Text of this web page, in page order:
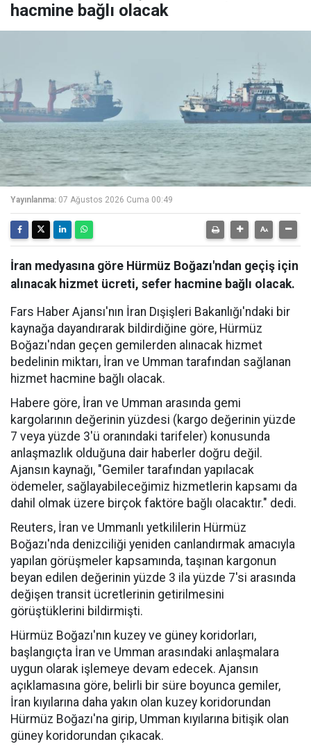
hacmine bağlı olacak
Yayınlanma: 07 Ağustos 2026 Cuma 00:49
İran medyasına göre Hürmüz Boğazı'ndan geçiş için
alınacak hizmet ücreti, sefer hacmine bağlı olacak.
Fars Haber Ajansı'nın İran Dışişleri Bakanlığı'ndaki bir
kaynağa dayandırarak bildirdiğine göre, Hürmüz
Boğazı'ndan geçen gemilerden alınacak hizmet
bedelinin miktarı, İran ve Umman tarafından sağlanan
hizmet hacmine bağlı olacak.
Habere göre, İran ve Umman arasında gemi
kargolarının değerinin yüzdesi (kargo değerinin yüzde
7 veya yüzde 3'ü oranındaki tarifeler) konusunda
anlaşmazlık olduğuna dair haberler doğru değil.
Ajansın kaynağı, "Gemiler tarafından yapılacak
ödemeler, sağlayabileceğimiz hizmetlerin kapsamı da
dahil olmak üzere birçok faktöre bağlı olacaktır." dedi.
Reuters, İran ve Ummanlı yetkililerin Hürmüz
Boğazı'nda denizciliği yeniden canlandırmak amacıyla
yapılan görüşmeler kapsamında, taşınan kargonun
beyan edilen değerinin yüzde 3 ila yüzde 7'si arasında
değişen transit ücretlerinin getirilmesini
görüştüklerini bildirmişti.
Hürmüz Boğazı'nın kuzey ve güney koridorları,
başlangıçta İran ve Umman arasındaki anlaşmalara
uygun olarak işlemeye devam edecek. Ajansın
açıklamasına göre, belirli bir süre boyunca gemiler,
İran kıyılarına daha yakın olan kuzey koridorundan
Hürmüz Boğazı'na girip, Umman kıyılarına bitişik olan
güney koridorundan çıkacak.